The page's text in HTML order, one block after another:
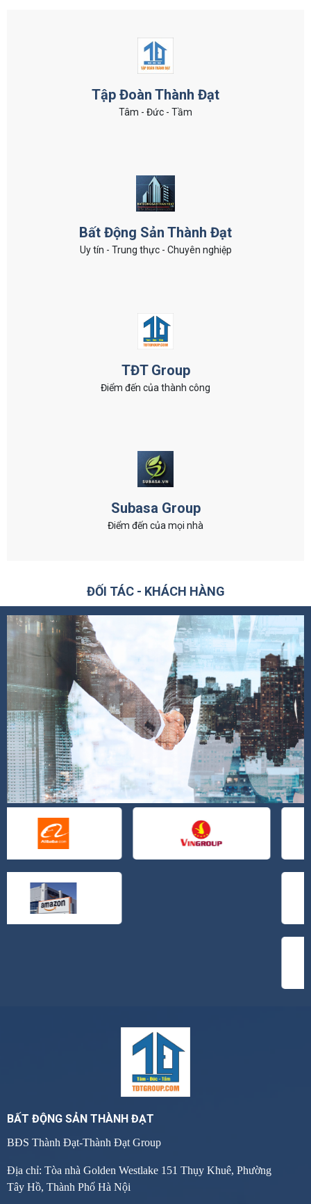
Tập Đoàn Thành Đạt
Tâm - Đức - Tầm
Bất Động Sản Thành Đạt
Uy tín - Trung thực - Chuyên nghiệp
TĐT Group
Điểm đến của thành công
Subasa Group
Điểm đến của mọi nhà
ĐỐI TÁC - KHÁCH HÀNG
BẤT ĐỘNG SẢN THÀNH ĐẠT
BĐS Thành Đạt-Thành Đạt Group
Địa chỉ: Tòa nhà Golden Westlake 151 Thụy Khuê, Phường
Tây Hồ, Thành Phố Hà Nội